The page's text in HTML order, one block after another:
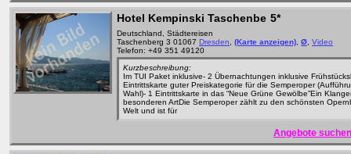
Hotel Kempinski Taschenbe 5*
Deutschland, Städtereisen
Taschenberg 3 01067 Dresden (Karte anzeigen) Ø Video
Telefon: +49 351 49120
Kurzbeschreibung:
Im TUI Paket inklusive- 2 Übernachtungen inklusive
Eintrittskarte guter Preiskategorie für die Semperoper
Wahl)- 1 Eintrittskarte in das “Neue Grüne Gewölbe”Ein
besonderen ArtDie Semperoper zählt zu den schönsten
Welt und ist für
Angebote